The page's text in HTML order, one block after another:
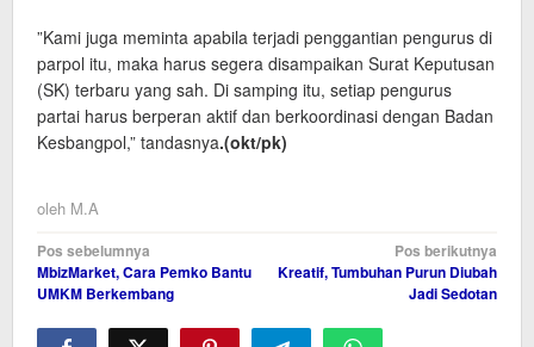
”Kami juga meminta apabila terjadi penggantian pengurus di
parpol itu, maka harus segera disampaikan Surat Keputusan
(SK) terbaru yang sah. Di samping itu, setiap pengurus
partai harus berperan aktif dan berkoordinasi dengan Badan
Kesbangpol,” tandasnya.(okt/pk)
oleh M.A
Navigasi
pos
Pos sebelumnya
MbizMarket, Cara Pemko Bantu
UMKM Berkembang
Pos berikutnya
Kreatif, Tumbuhan Purun Diubah
Jadi Sedotan